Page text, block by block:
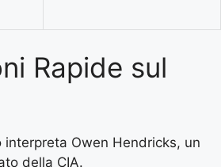
Rapide sul
interpreta Owen Hendricks, un
della CIA.